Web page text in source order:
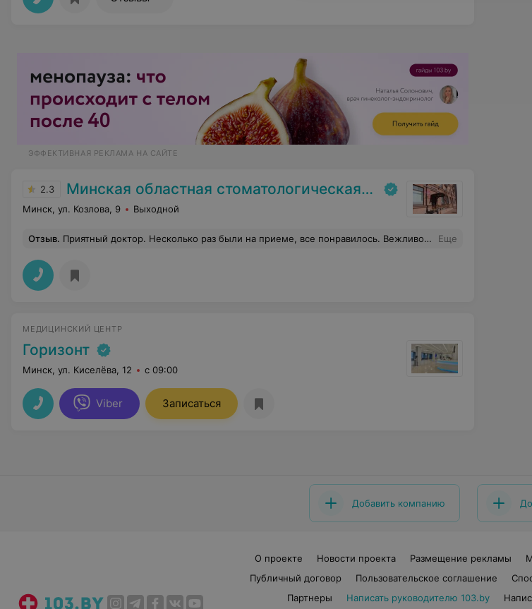
ЭФФЕКТИВНАЯ РЕКЛАМА НА САЙТЕ
2.3 Минская областная стоматологическая поликлиника
Минск, ул. Козлова, 9 Выходной
Отзыв. Приятный доктор. Несколько раз были на приеме, все понравилось. Вежливо и понятно объясняет все моменты и дает нужные рекомендации Еще
МЕДИЦИНСКИЙ ЦЕНТР
Горизонт
Минск, ул. Киселёва, 12 с 09:00
Viber Записаться
Добавить компанию
О проекте Новости проекта Размещение рекламы
Публичный договор
Пользовательское соглашение
Партнеры
Написать руководителю 103.by